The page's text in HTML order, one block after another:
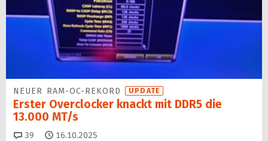
NEUER RAM-OC-REKORD UPDATE
Erster Overclocker knackt mit DDR5 die
13.000 MT/s
39 Kommentare
16.10.2025